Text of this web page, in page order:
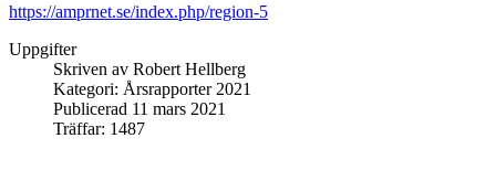
https://amprnet.se/index.php/region-5
Uppgifter
Skriven av Robert Hellberg
Kategori: Årsrapporter 2021
Publicerad 11 mars 2021
Träffar: 1487